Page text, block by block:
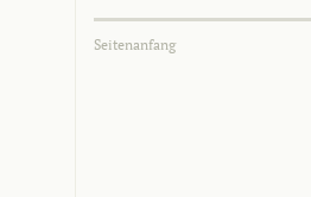
Seitenanfang